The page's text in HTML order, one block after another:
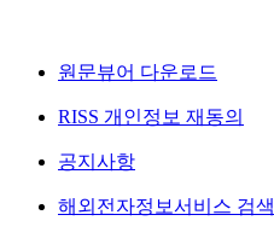
원문뷰어 다운로드
RISS 개인정보 재동의
공지사항
해외전자정보서비스 검색